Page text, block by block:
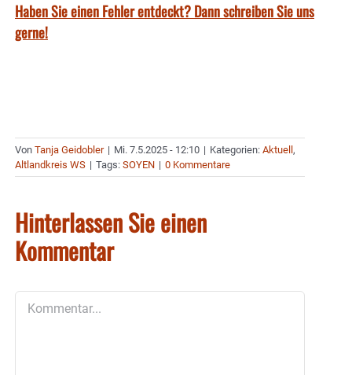
Haben Sie einen Fehler entdeckt? Dann schreiben Sie uns
gerne!
Von Tanja Geidobler | Mi. 7.5.2025 - 12:10 | Kategorien: Aktuell ,
Altlandkreis WS | Tags: SOYEN | 0 Kommentare
Hinterlassen Sie einen
Kommentar